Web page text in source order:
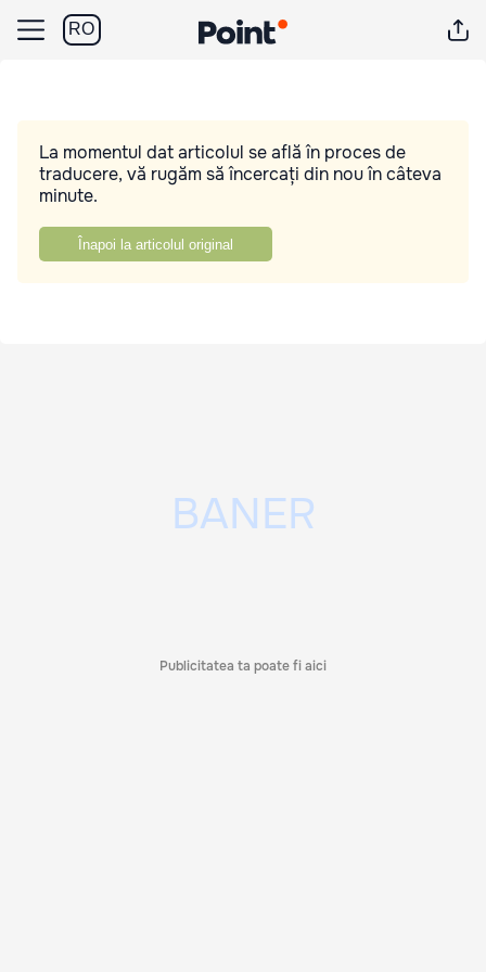
RO
La momentul dat articolul se află în proces de
traducere, vă rugăm să încercați din nou în câteva
minute.
Înapoi la articolul original
Publicitatea ta poate fi aici